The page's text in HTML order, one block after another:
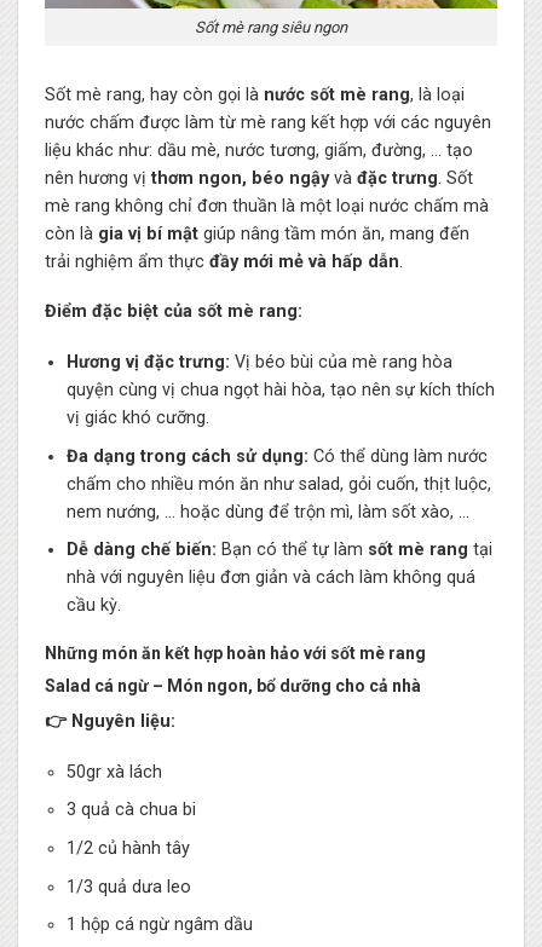
Sốt mè rang siêu ngon
Sốt mè rang, hay còn gọi là nước sốt mè rang, là loại
nước chấm được làm từ mè rang kết hợp với các nguyên
liệu khác như: dầu mè, nước tương, giấm, đường, … tạo
nên hương vị thơm ngon, béo ngậyvà đặc trưng. Sốt
mè rang không chỉ đơn thuần là một loại nước chấm mà
còn là gia vị bí mậtgiúp nâng tầm món ăn, mang đến
trải nghiệm ẩm thực đầy mới mẻ và hấp dẫn.
Điểm đặc biệt của sốt mè rang:
Hương vị đặc trưng: Vị béo bùi của mè rang hòa
quyện cùng vị chua ngọt hài hòa, tạo nên sự kích thích
vị giác khó cưỡng.
Đa dạng trong cách sử dụng: Có thể dùng làm nước
chấm cho nhiều món ăn như salad, gỏi cuốn, thịt luộc,
nem nướng, … hoặc dùng để trộn mì, làm sốt xào, …
Dễ dàng chế biến: Bạn có thể tự làm sốt mè rang tại
nhà với nguyên liệu đơn giản và cách làm không quá
cầu kỳ.
Những món ăn kết hợp hoàn hảo với sốt mè rang
Salad cá ngừ – Món ngon, bổ dưỡng cho cả nhà
👉 Nguyên liệu:
50gr xà lách
3 quả cà chua bi
1/2 củ hành tây
1/3 quả dưa leo
1 hộp cá ngừ ngâm dầu